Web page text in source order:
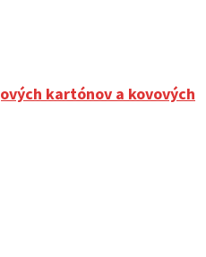
kartónov a kovových